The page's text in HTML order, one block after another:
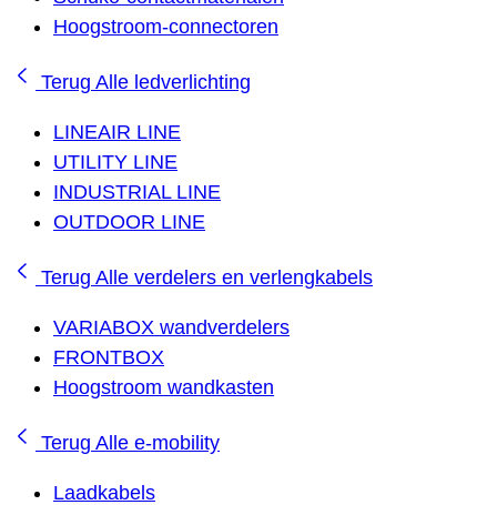
Hoogstroom-connectoren
Terug Alle ledverlichting
LINEAIR LINE
UTILITY LINE
INDUSTRIAL LINE
OUTDOOR LINE
Terug Alle verdelers en verlengkabels
VARIABOX wandverdelers
FRONTBOX
Hoogstroom wandkasten
Terug Alle e-mobility
Laadkabels